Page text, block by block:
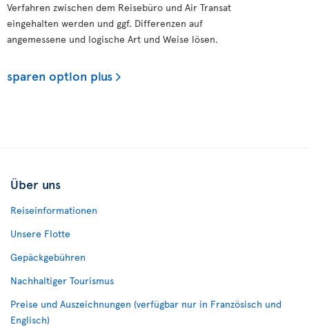
Verfahren zwischen dem Reisebüro und Air Transat
eingehalten werden und ggf. Differenzen auf
angemessene und logische Art und Weise lösen.
sparen option plus
Über uns
Reiseinformationen
Unsere Flotte
Gepäckgebühren
Nachhaltiger Tourismus
Preise und Auszeichnungen (verfügbar nur in Französisch und
Englisch)